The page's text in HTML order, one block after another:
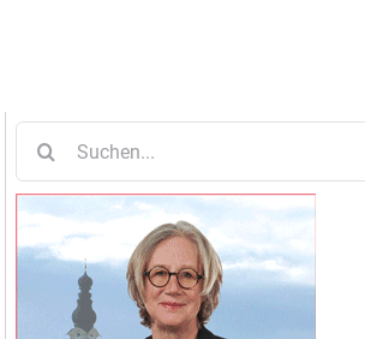
nach: